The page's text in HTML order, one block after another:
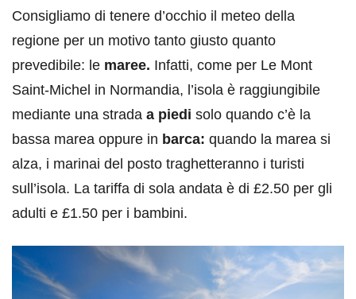
Consigliamo di tenere d’occhio il meteo della
regione per un motivo tanto giusto quanto
prevedibile: le maree. Infatti, come per Le Mont
Saint-Michel in Normandia, l’isola è raggiungibile
mediante una strada a piedi solo quando c’è la
bassa marea oppure in barca: quando la marea si
alza, i marinai del posto traghetteranno i turisti
sull’isola. La tariffa di sola andata è di £2.50 per gli
adulti e £1.50 per i bambini.